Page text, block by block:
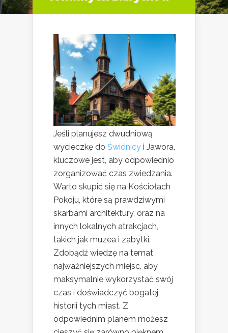
Jeśli planujesz dwudniową
wycieczkę do Świdnicy i Jawora,
kluczowe jest, aby odpowiednio
zorganizować czas zwiedzania.
Warto skupić się na Kościołach
Pokoju, które są prawdziwymi
skarbami architektury, oraz na
innych lokalnych atrakcjach,
takich jak muzea i zabytki.
Zdobądź wiedzę na temat
najważniejszych miejsc, aby
maksymalnie wykorzystać swój
czas i doświadczyć bogatej
historii tych miast. Z
odpowiednim planem możesz